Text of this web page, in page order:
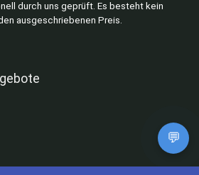
durch uns geprüft. Es besteht kein
ausgeschriebenen Preis.
💬